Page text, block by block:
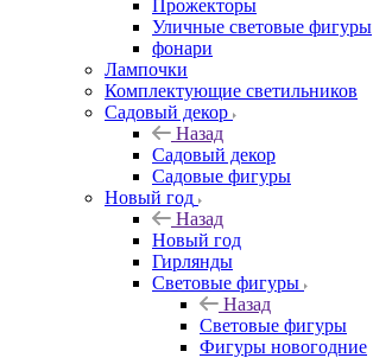
Прожекторы
Уличные световые фигуры
фонари
Лампочки
Комплектующие светильников
Садовый декор
Назад
Садовый декор
Садовые фигуры
Новый год
Назад
Новый год
Гирлянды
Световые фигуры
Назад
Световые фигуры
Фигуры новогодние